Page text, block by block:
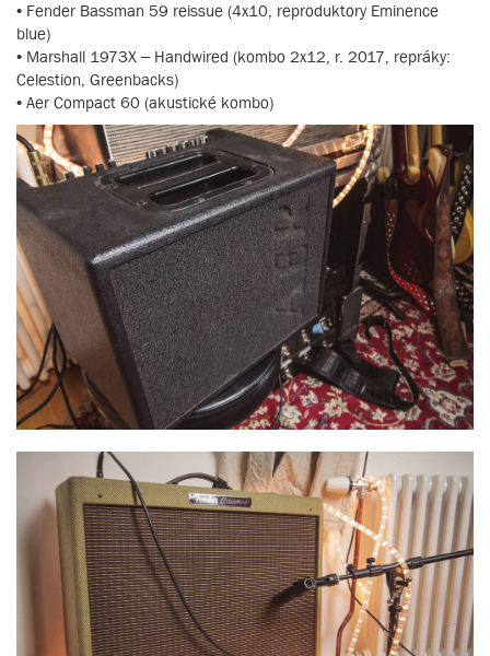
• Fender Bassman 59 reissue (4x10, reproduktory Eminence
blue)
• Marshall 1973X – Handwired (kombo 2x12, r. 2017, repráky:
Celestion, Greenbacks)
• Aer Compact 60 (akustické kombo)